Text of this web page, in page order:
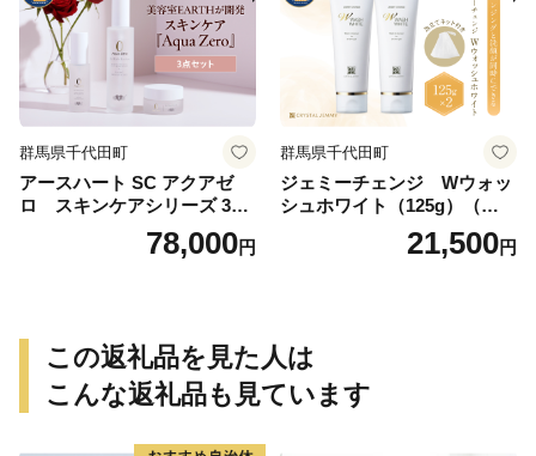
群馬県千代田町
アースハート SC アクアゼ
ロ スキンケアシリーズ 3点
78,000円
群馬県千代田町
ジェミーチェンジ Wウォッ
シュホワイト（125g）（泡立
てネット付）×2本 群馬県 千
21,500円
この返礼品を見た人は
こんな返礼品も見ています